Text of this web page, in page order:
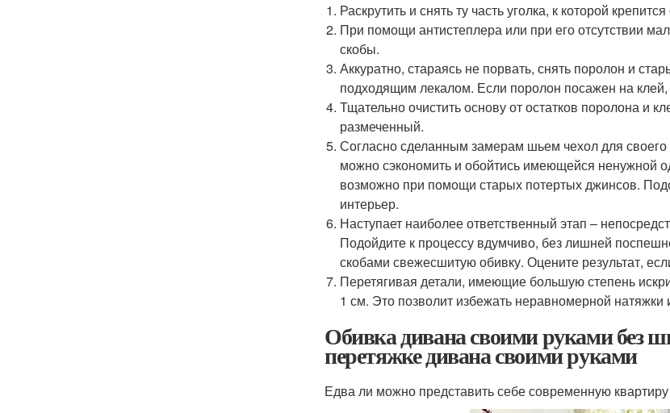
Раскрутить и снять ту часть уголка, к которой
При помощи антистеплера или при его отсутствии
скобы.
Аккуратно, стараясь не порвать, снять поролон и
подходящим лекалом. Если поролон посажен на
Тщательно очистить основу от остатков поролона и
размеченный.
Согласно сделанным замерам шьем чехол для своего
можно сэкономить и обойтись имеющейся ненужной
возможно при помощи старых потертых джинсов.
интерьер.
Наступает наиболее ответственный этап –
Подойдите к процессу вдумчиво, без лишней
скобами свежесшитую обивку. Оцените результат,
Перетягивая детали, имеющие большую степень
1 см. Это позволит избежать неравномерной натяжки
Обивка дивана своими руками без
перетяжке дивана своими руками
Едва ли можно представить себе современную